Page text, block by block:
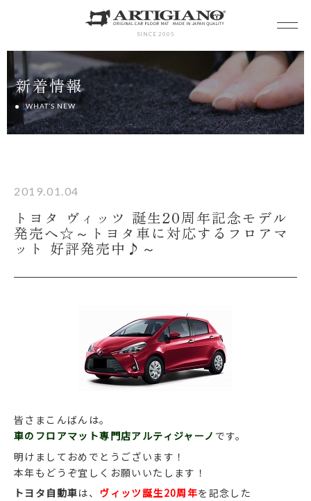
SINCE 2005
新着情報
WHAT’S NEW
2019.01.04
トヨタ ヴィッツ 誕生20周年記念モデル
発売へ☆～トヨタ車に対応するフロアマ
ット 好評発売中♪～
皆さまこんばんは。
車のフロアマット専門店アルティジャーノ です。
明けましておめでとうございます！
本年もどうぞ宜しくお願いいたします！
トヨタ自動車は、 ヴィッツ誕生20周年を記念した